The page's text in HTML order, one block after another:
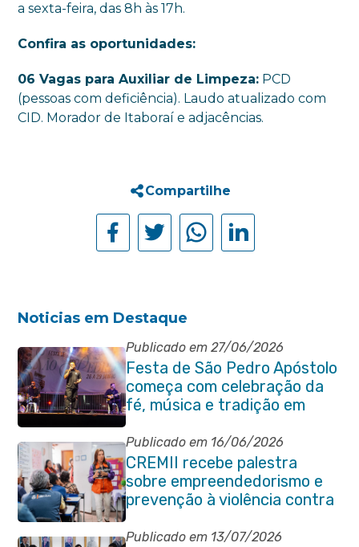
a sexta-feira, das 8h às 17h.
Confira as oportunidades:
06 Vagas para Auxiliar de Limpeza: PCD
(pessoas com deficiência). Laudo atualizado com
CID. Morador de Itaboraí e adjacências.
Compartilhe
Noticias em Destaque
Publicado em 27/06/2026
Festa de São Pedro Apóstolo
começa com celebração da
fé, música e tradição em
Venda das Pedras
Publicado em 16/06/2026
CREMII recebe palestra
sobre empreendedorismo e
prevenção à violência contra
a pessoa idosa
Publicado em 13/07/2026